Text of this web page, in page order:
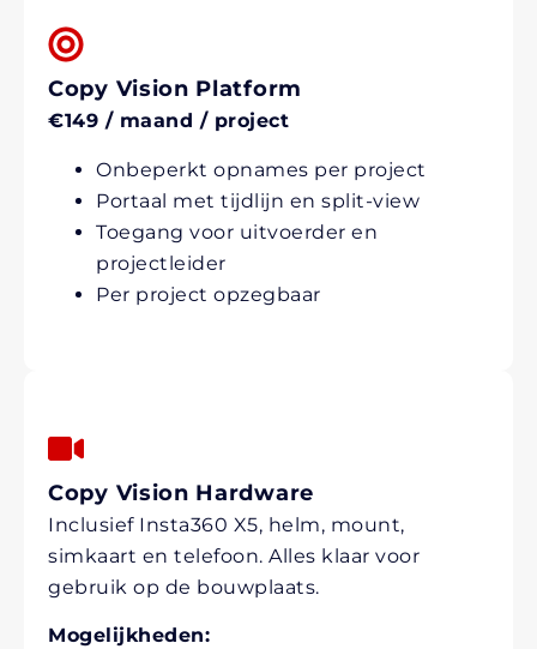
Copy Vision Platform
€149 / maand / project
Onbeperkt opnames per project
Portaal met tijdlijn en split-view
Toegang voor uitvoerder en
projectleider
Per project opzegbaar
Copy Vision Hardware
Inclusief Insta360 X5, helm, mount,
simkaart en telefoon. Alles klaar voor
gebruik op de bouwplaats.
Mogelijkheden: